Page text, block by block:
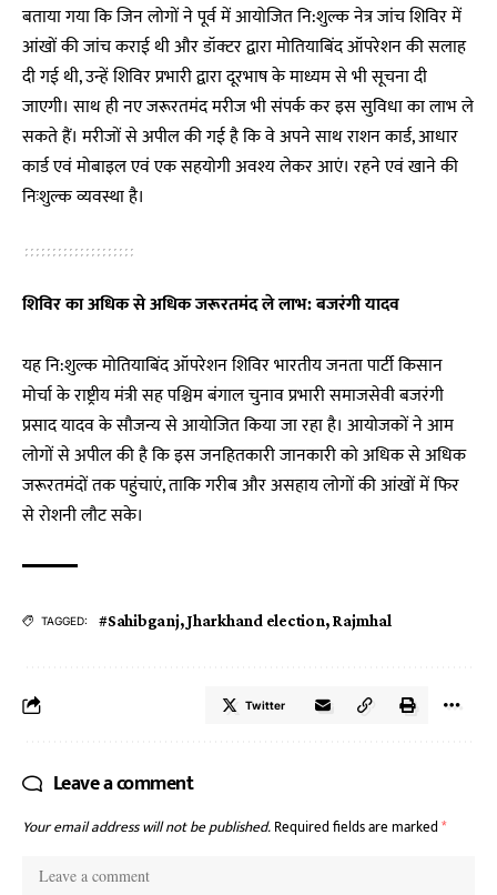
बताया गया कि जिन लोगों ने पूर्व में आयोजित नि:शुल्क नेत्र जांच शिविर में
आंखों की जांच कराई थी और डॉक्टर द्वारा मोतियाबिंद ऑपरेशन की सलाह
दी गई थी, उन्हें शिविर प्रभारी द्वारा दूरभाष के माध्यम से भी सूचना दी
जाएगी। साथ ही नए जरूरतमंद मरीज भी संपर्क कर इस सुविधा का लाभ ले
सकते हैं। मरीजों से अपील की गई है कि वे अपने साथ राशन कार्ड, आधार
कार्ड एवं मोबाइल एवं एक सहयोगी अवश्य लेकर आएं। रहने एवं खाने की
निःशुल्क व्यवस्था है।
शिविर का अधिक से अधिक जरूरतमंद ले लाभ: बजरंगी यादव
यह नि:शुल्क मोतियाबिंद ऑपरेशन शिविर भारतीय जनता पार्टी किसान
मोर्चा के राष्ट्रीय मंत्री सह पश्चिम बंगाल चुनाव प्रभारी समाजसेवी बजरंगी
प्रसाद यादव के सौजन्य से आयोजित किया जा रहा है। आयोजकों ने आम
लोगों से अपील की है कि इस जनहितकारी जानकारी को अधिक से अधिक
जरूरतमंदों तक पहुंचाएं, ताकि गरीब और असहाय लोगों की आंखों में फिर
से रोशनी लौट सके।
TAGGED: #Sahibganj,Jharkhand election,Rajmhal
Twitter
Leave a comment
Your email address will not be published.Required fields are marked*